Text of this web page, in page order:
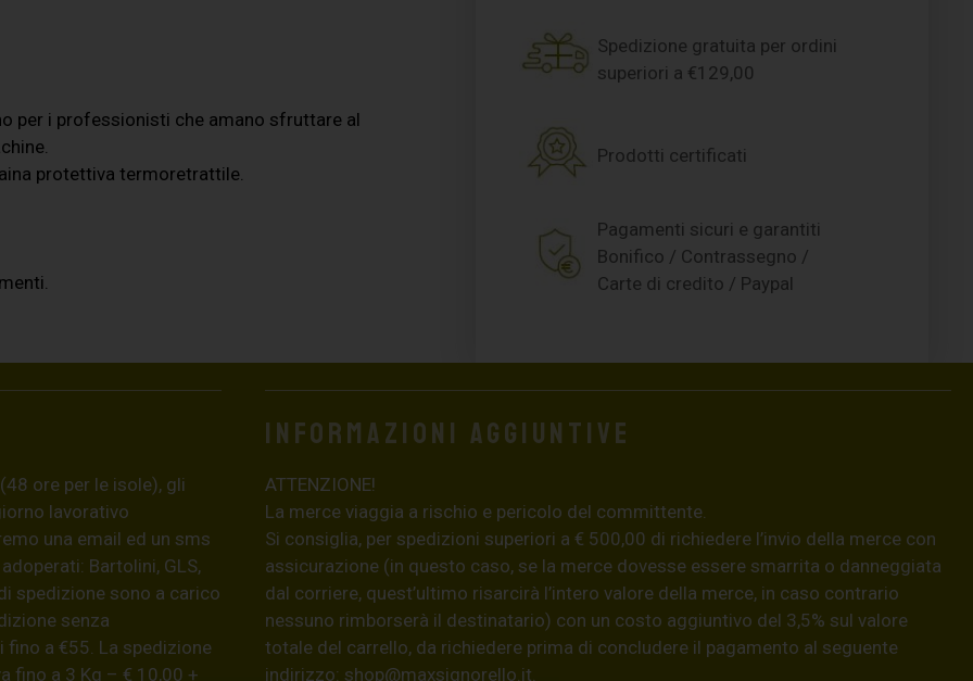
per i professionisti che amano sfruttare al
protettiva termoretrattile.
Spedizione gratuita per ordini
superiori a €129,00
Prodotti certificati
Pagamenti sicuri e garantiti
Bonifico / Contrassegno /
Carte di credito / Paypal
ore per le isole), gli
lavorativo
una email ed un sms
Bartolini, GLS,
spedizione sono a carico
senza
a €55. La spedizione
fino a 3 Kg – € 10,00 +
Informazioni aggiuntive
ATTENZIONE!
La merce viaggia a rischio e pericolo del committente.
Si consiglia, per spedizioni superiori a € 500,00 di richiedere l’invio della merce con
assicurazione (in questo caso, se la merce dovesse essere smarrita o danneggiata
dal corriere, quest’ultimo risarcirà l’intero valore della merce, in caso contrario
nessuno rimborserà il destinatario) con un costo aggiuntivo del 3,5% sul valore
totale del carrello, da richiedere prima di concludere il pagamento al seguente
indirizzo: shop@maxsignorello.it